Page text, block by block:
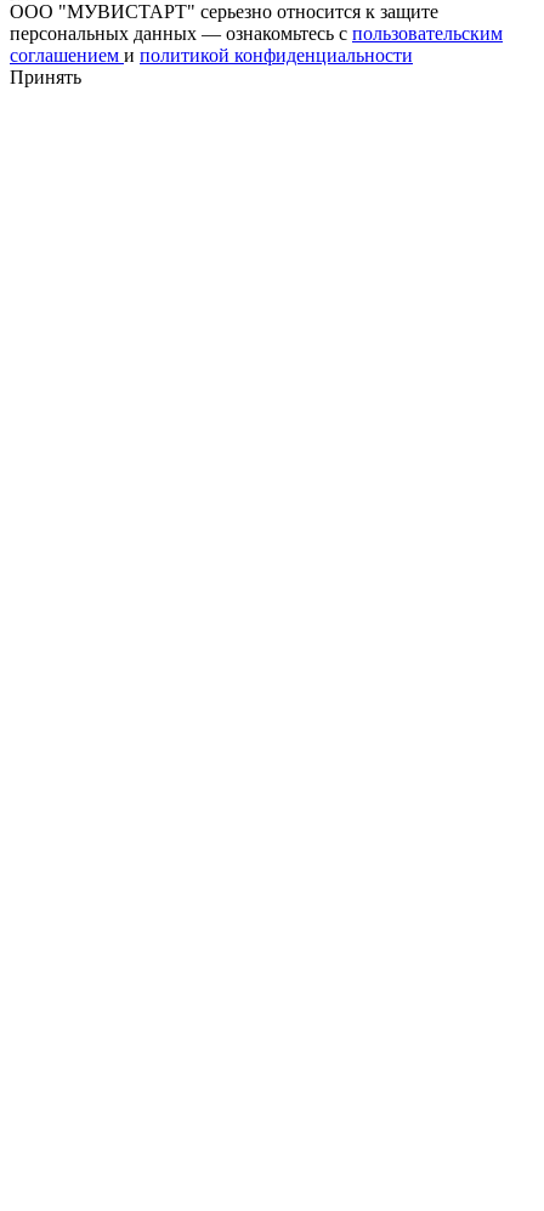
ООО "МУВИСТАРТ" серьезно относится к защите
персональных данных — ознакомьтесь с пользовательским
соглашением и политикой конфиденциальности
Принять